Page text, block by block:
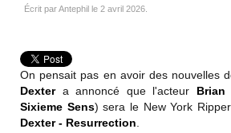
Écrit par Antephil le 2 avril 2026
On pensait pas en avoir des nouvelles
Dextera annoncé que l'acteur Brian
Sixieme Sens) sera le New York
Dexter - Resurrection